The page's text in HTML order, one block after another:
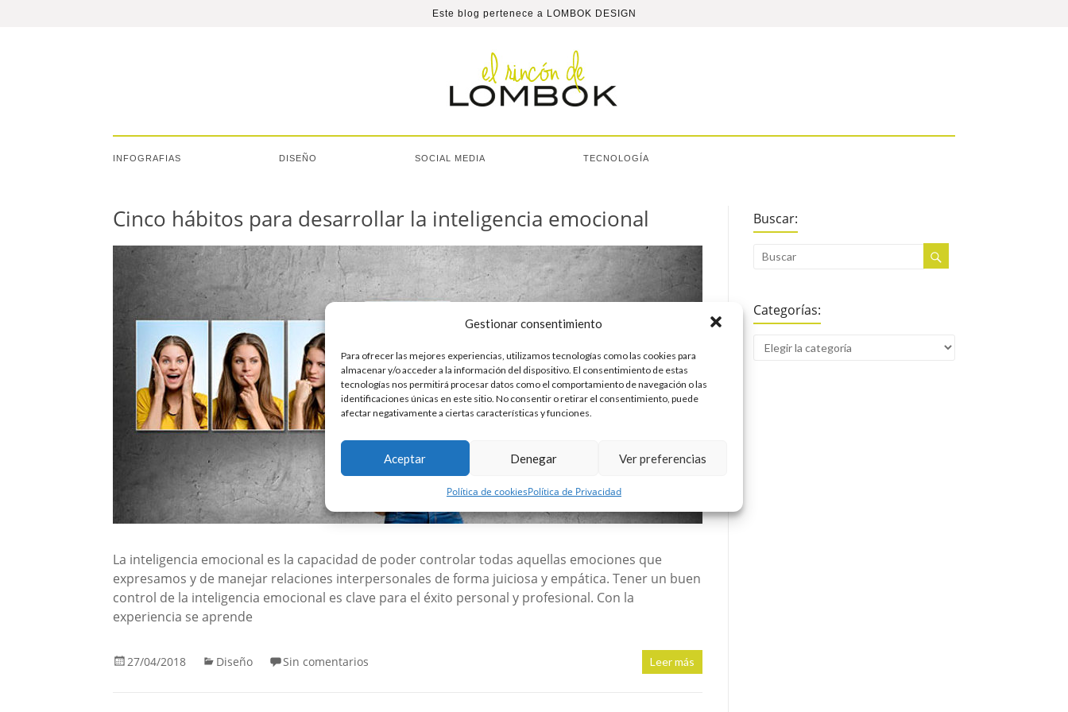
Gestionar consentimiento
Para ofrecer las mejores experiencias, utilizamos tecnologías como las cookies para
almacenar y/o acceder a la información del dispositivo. El consentimiento de estas
tecnologías nos permitirá procesar datos como el comportamiento de navegación o las
identificaciones únicas en este sitio. No consentir o retirar el consentimiento, puede
afectar negativamente a ciertas características y funciones.
Aceptar Denegar Ver preferencias
Política de cookiesPolítica de Privacidad
Este blog pertenece a LOMBOK DESIGN
INFOGRAFIAS DISEÑO SOCIAL MEDIA TECNOLOGÍA
Cinco hábitos para desarrollar la inteligencia emocional
La inteligencia emocional es la capacidad de poder controlar todas aquellas emociones que
expresamos y de manejar relaciones interpersonales de forma juiciosa y empática. Tener un buen
control de la inteligencia emocional es clave para el éxito personal y profesional. Con la
experiencia se aprende
27/04/2018 Diseño Sin comentarios Leer más
Buscar:
Categorías: